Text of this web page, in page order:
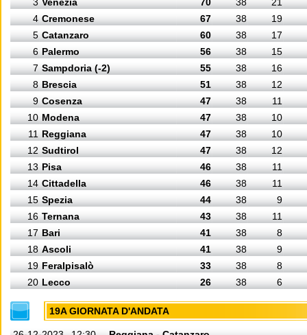
4 Cremonese 67 38
19
5 Catanzaro 60 38
17
6 Palermo 56 38
15
7 Sampdoria (-2) 55 38
16
8 Brescia 51 38
12
9 Cosenza 47 38
11
10 Modena 47 38
10
11 Reggiana 47 38
10
12 Sudtirol 47 38
12
13 Pisa 46 38
11
14 Cittadella 46 38
11
15 Spezia 44 38
9
16 Ternana 43 38
11
17 Bari 41 38
8
18 Ascoli 41 38
9
19 Feralpisalò 33 38
8
20 Lecco 26 38 6
19A GIORNATA D'ANDATA